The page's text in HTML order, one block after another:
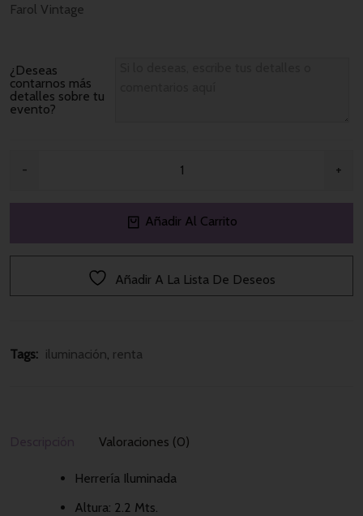
Farol Vintage
¿Deseas
contarnos más
detalles sobre tu
evento?
Añadir Al Carrito
Añadir A La Lista De Deseos
Tags: iluminación renta
Valoraciones (0)
Herrería Iluminada
Altura: 2.2 Mts.